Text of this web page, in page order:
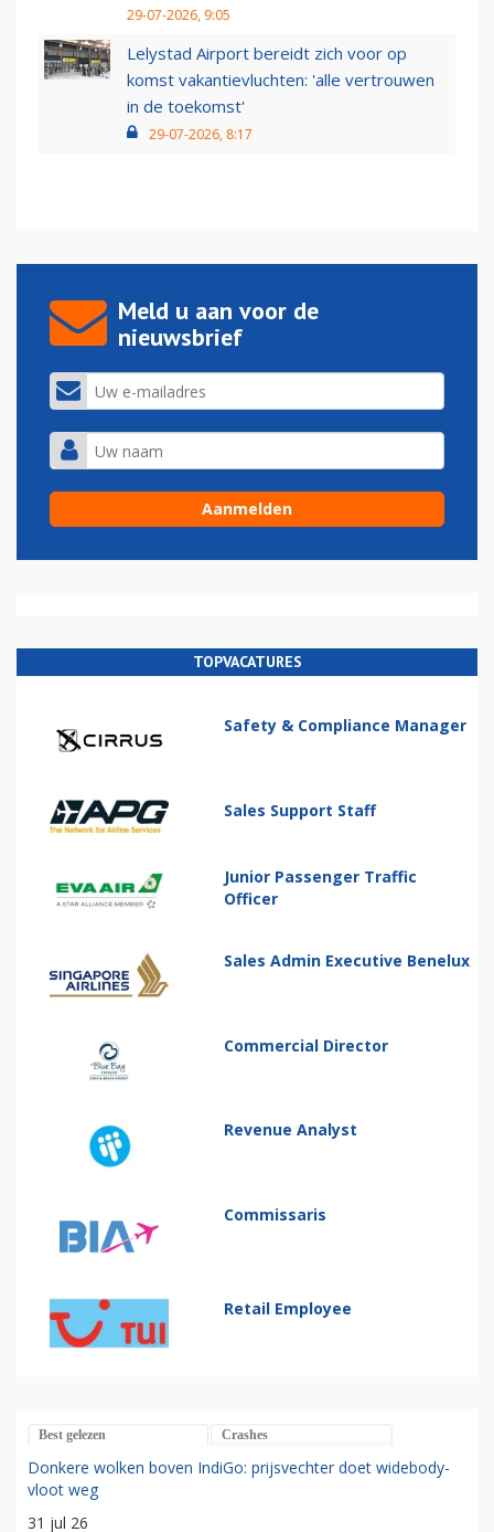
29-07-2026, 9:05
Lelystad Airport bereidt zich voor op
komst vakantievluchten: 'alle vertrouwen
in de toekomst'
29-07-2026, 8:17
Meld u aan voor de
nieuwsbrief
TOPVACATURES
Safety & Compliance Manager
Sales Support Staff
Junior Passenger Traffic
Officer
Sales Admin Executive Benelux
Commercial Director
Revenue Analyst
Commissaris
Retail Employee
Best gelezen Crashes
Donkere wolken boven IndiGo: prijsvechter doet widebody-
vloot weg
31 jul 26